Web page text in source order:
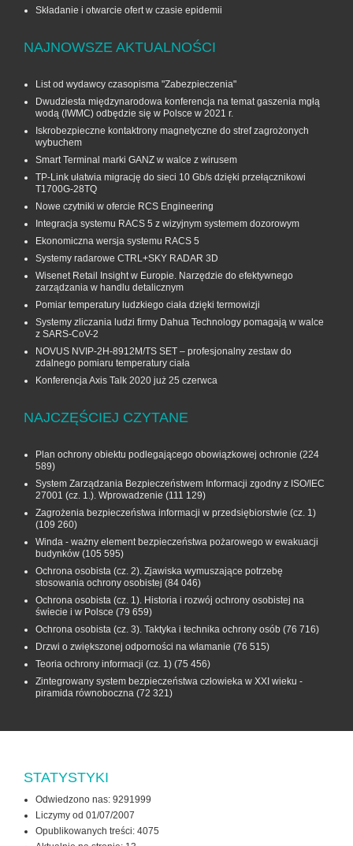
Składanie i otwarcie ofert w czasie epidemii
NAJNOWSZE AKTUALNOŚCI
List od wydawcy czasopisma "Zabezpieczenia"
Dwudziesta międzynarodowa konferencja na temat gaszenia mgłą
wodą (IWMC) odbędzie się w Polsce w 2021 r.
Iskrobezpieczne kontaktrony magnetyczne do stref zagrożonych
wybuchem
Smart Terminal marki GANZ w walce z wirusem
TP-Link ułatwia migrację do sieci 10 Gb/s dzięki przełącznikowi
T1700G‑28TQ
Nowe czytniki w ofercie RCS Engineering
Integracja systemu RACS 5 z wizyjnym systemem dozorowym
Ekonomiczna wersja systemu RACS 5
Systemy radarowe CTRL+SKY RADAR 3D
Wisenet Retail Insight w Europie. Narzędzie do efektywnego
zarządzania w handlu detalicznym
Pomiar temperatury ludzkiego ciała dzięki termowizji
Systemy zliczania ludzi firmy Dahua Technology pomagają w walce
z SARS-CoV-2
NOVUS NVIP-2H-8912M/TS SET – profesjonalny zestaw do
zdalnego pomiaru temperatury ciała
Konferencja Axis Talk 2020 już 25 czerwca
NAJCZĘŚCIEJ CZYTANE
Plan ochrony obiektu podlegającego obowiązkowej ochronie (224
589)
System Zarządzania Bezpieczeństwem Informacji zgodny z ISO/IEC
27001 (cz. 1.). Wprowadzenie (111 129)
Zagrożenia bezpieczeństwa informacji w przedsiębiorstwie (cz. 1)
(109 260)
Winda - ważny element bezpieczeństwa pożarowego w ewakuacji
budynków (105 595)
Ochrona osobista (cz. 2). Zjawiska wymuszające potrzebę
stosowania ochrony osobistej (84 046)
Ochrona osobista (cz. 1). Historia i rozwój ochrony osobistej na
świecie i w Polsce (79 659)
Ochrona osobista (cz. 3). Taktyka i technika ochrony osób (76 716)
Drzwi o zwiększonej odporności na włamanie (76 515)
Teoria ochrony informacji (cz. 1) (75 456)
Zintegrowany system bezpieczeństwa człowieka w XXI wieku -
piramida równoboczna (72 321)
STATYSTYKI
Odwiedzono nas: 9291999
Liczymy od 01/07/2007
Opublikowanych treści: 4075